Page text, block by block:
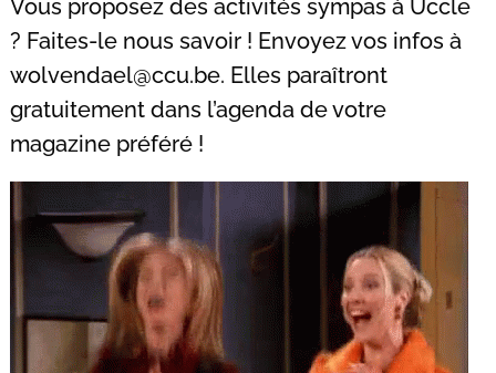
Vous proposez des activités sympas à Uccle
? Faites-le nous savoir ! Envoyez vos infos à
wolvendael@ccu.be. Elles paraîtront
gratuitement dans l’agenda de votre
magazine préféré !
Recherche
pour
: